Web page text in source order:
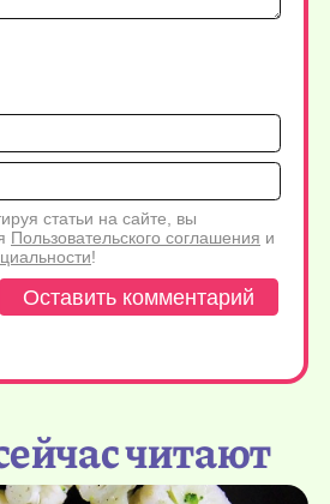
Имя*
статьи на сайте, вы
Пользовательского соглашения и
!
читают